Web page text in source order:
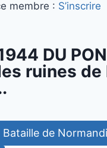
membre : S’inscrire
DU
ruines de
Bataille de